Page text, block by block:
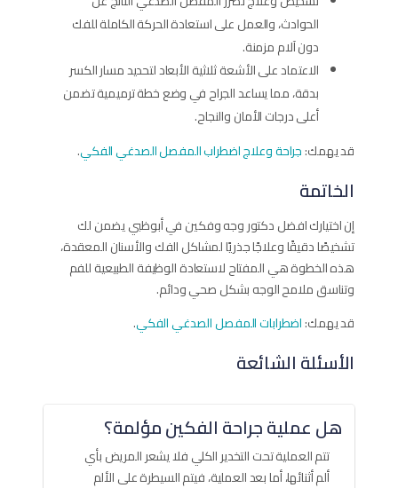
الحوادث، والعمل على استعادة الحركة الكاملة للفك
دون آلام مزمنة.
الاعتماد على الأشعة ثلاثية الأبعاد لتحديد مسار الكسر
بدقة، مما يساعد الجراح في وضع خطة ترميمية تضمن
أعلى درجات الأمان والنجاح.
قد يهمك:جراحة وعلاج اضطراب المفصل الصدغي الفكي.
الخاتمة
إن اختيارك افضل دكتور وجه وفكين في أبوظبي يضمن لك
تشخيصًا دقيقًا وعلاجًا جذريًا لمشاكل الفك والأسنان المعقدة،
هذه الخطوة هي المفتاح لاستعادة الوظيفة الطبيعية للفم
وتناسق ملامح الوجه بشكل صحي ودائم.
قد يهمك:اضطرابات المفصل الصدغي الفكي.
الأسئلة الشائعة
هل عملية جراحة الفكين مؤلمة؟
تتم العملية تحت التخدير الكلي فلا يشعر المريض بأي
ألم أثنائها، أما بعد العملية، فيتم السيطرة على الألم